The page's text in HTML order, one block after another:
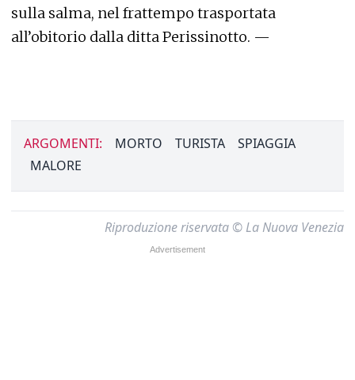
sulla salma, nel frattempo trasportata
all’obitorio dalla ditta Perissinotto. —
ARGOMENTI: MORTO TURISTA
SPIAGGIA
MALORE
Riproduzione riservata © La Nuova Venezia